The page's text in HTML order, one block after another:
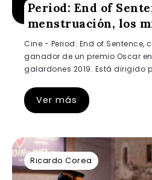
Period: End of
menstruación, los
Cine.- Period: End of Sentence,
ganador de un premio Oscar
galardones 2019. Está dirigido
Ver más
Ricardo Corea